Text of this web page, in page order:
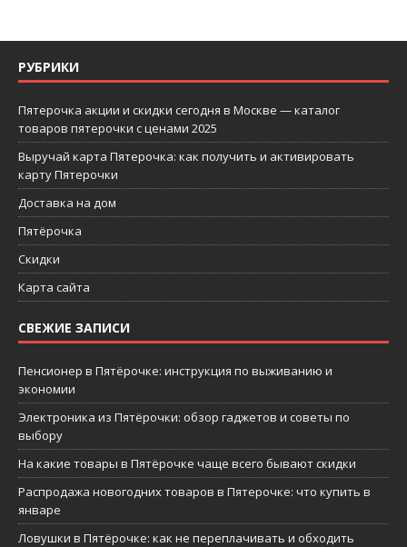
РУБРИКИ
Пятерочка акции и скидки сегодня в Москве — каталог
товаров пятерочки с ценами 2025
Выручай карта Пятерочка: как получить и активировать
карту Пятерочки
Доставка на дом
Пятёрочка
Скидки
Карта сайта
СВЕЖИЕ ЗАПИСИ
Пенсионер в Пятёрочке: инструкция по выживанию и
экономии
Электроника из Пятёрочки: обзор гаджетов и советы по
выбору
На какие товары в Пятёрочке чаще всего бывают скидки
Распродажа новогодних товаров в Пятерочке: что купить в
январе
Ловушки в Пятёрочке: как не переплачивать и обходить